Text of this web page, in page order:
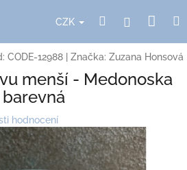
CZK HledatPřihlášení
CODE-12988 Značka: Zuzana Honsová
menší - Medonoska
barevná
hodnocení